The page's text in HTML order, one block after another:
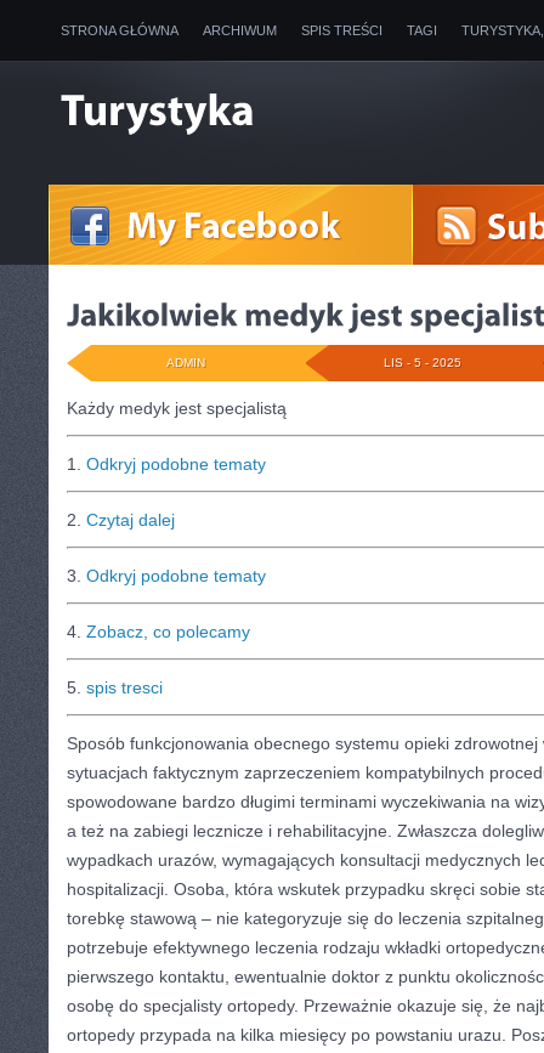
STRONA GŁÓWNA ARCHIWUM SPIS TREŚCI TAGI
LIS - 5 - 2025
ADMIN
Każdy medyk jest specjalistą
1. Odkryj podobne tematy
2. Czytaj dalej
3. Odkryj podobne tematy
4. Zobacz, co polecamy
5. spis tresci
Sposób funkcjonowania obecnego systemu opieki
sytuacjach faktycznym zaprzeczeniem kompatybilnych
spowodowane bardzo długimi terminami wyczekiwania na
a też na zabiegi lecznicze i rehabilitacyjne. Zwłaszcza
wypadkach urazów, wymagających konsultacji medycznych
hospitalizacji. Osoba, która wskutek przypadku skręci sobie
torebkę stawową – nie kategoryzuje się do leczenia
potrzebuje efektywnego leczenia rodzaju wkładki
pierwszego kontaktu, ewentualnie doktor z punktu
osobę do specjalisty ortopedy. Przeważnie okazuje się, że
ortopedy przypada na kilka miesięcy po powstaniu urazu.